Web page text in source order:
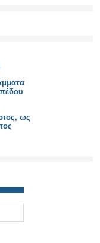
ως